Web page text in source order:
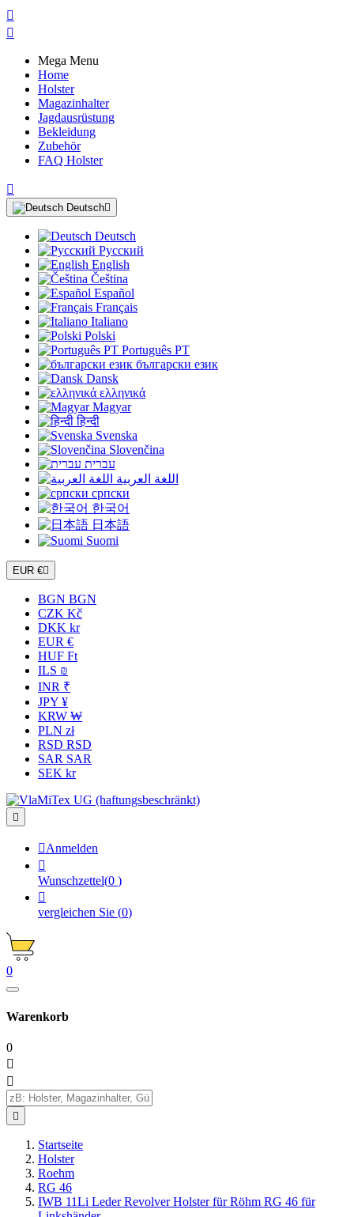


Mega Menu
Home
Holster
Magazinhalter
Jagdausrüstung
Bekleidung
Zubehör
FAQ Holster

Deutsch
Deutsch
Русский
English
Čeština
Español
Français
Italiano
Polski
Português PT
български език
Dansk
ελληνικά
Magyar
हिन्दी
Svenska
Slovenčina
עברית
اللغة العربية
српски
한국어
日本語
Suomi
EUR €
BGN BGN
CZK Kč
DKK kr
EUR €
HUF Ft
ILS ₪
INR ₹
JPY ¥
KRW ₩
PLN zł
RSD RSD
SAR SAR
SEK kr

Anmelden

Wunschzettel(0 )

vergleichen Sie (0)
0
Warenkorb
0



Startseite
Holster
Roehm
RG 46
IWB 11Li Leder Revolver Holster für Röhm RG 46 für